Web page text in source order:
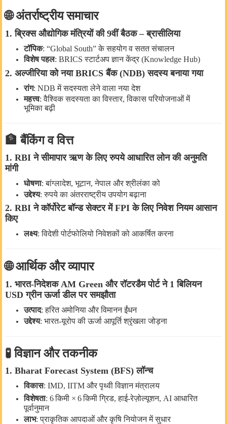
🌐अंतर्राष्ट्रीय समाचार
1.ब्रिक्स औद्योगिक मंत्रियों की9वीं बैठक–ब्रासीलिया
टॉपिक: “Global South”के सहयोग व सतत संचालन
विशेष पहल: BRICSस्टार्टअप ज्ञान केंद्र (Knowledge Hub)
2. अल्जीरिया को नयाBRICSबैंक(NDB)सदस्य बनाया गया
रांग: NDBमें सदस्यता लेने वाला नया देश
महत्त्व:वैश्विक सदस्यता का विस्तार,विकास परियोजनाओं में
भूमिका बढ़ी
🏦बैंकिंग व वित्त
1. RBIने सीमापार ऋण के लिए रुपये आधारित लोन की अनुमति
मांगी
घोषणा:बांग्लादेश,भूटान,नेपाल और श्रीलंका को
उद्देश्य:रुपये का अंतरराष्ट्रीय उपयोग बढ़ाना
2. RBIने कॉर्पोरेट बॉन्ड सेक्टर मेंFPIके लिए निवेश नियम आसान
किए
लक्ष्य:विदेशी पोर्टफोलियो निवेशकों को आकर्षित करना
🌐आर्थिक और व्यापार
1. भारत‑निदेशकAM Green और रॉटरडैम पोर्ट ने1बिलियन
USDग्रीन ऊर्जा डील पर समझौता
उत्पाद:हरित अमोनिया और विमानन ईंधन
उद्देश्य:भारत‑यूरोप की ऊर्जा आपूर्ति श्रृंखला जोड़ना
🧪विज्ञान और तकनीक
1. Bharat Forecast System (BFS)लॉन्च
विकास: IMD, IITMऔर पृथ्वी विज्ञान मंत्रालय
विशेषता: 6किमी × 6किमी ग्रिड,हाई‑रेज़ोल्यूशन, AIआधारित
पूर्वानुमान
लाभ:प्राकृतिक आपदाओं और कृषि नियोजन में सुधार